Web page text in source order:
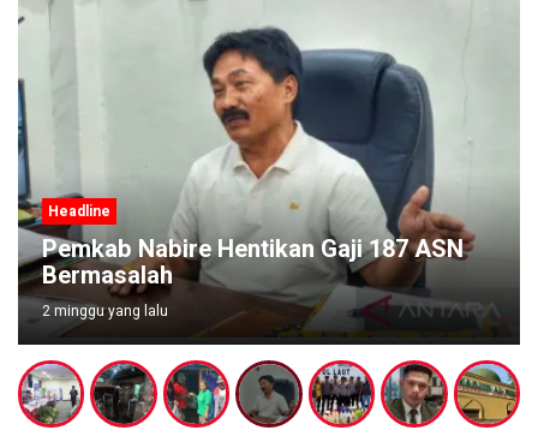
Headline
Pemkab Nabire Hentikan Gaji 187 ASN
Bermasalah
2 minggu yang lalu